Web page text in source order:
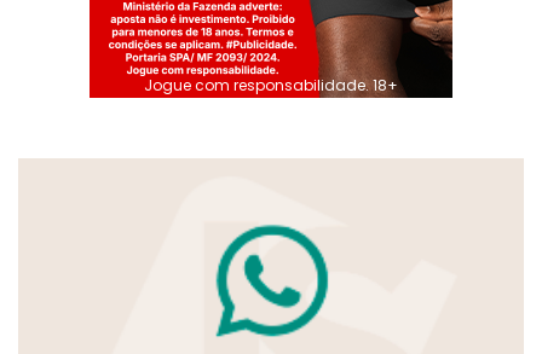
Jogue com responsabilidade. 18+